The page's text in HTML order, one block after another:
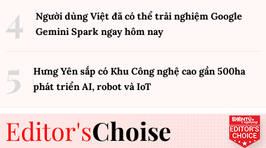
Người dùng Việt đã có thể trải nghiệm Google
Gemini Spark ngay hôm nay
Hưng Yên sắp có Khu Công nghệ cao gần 500ha
phát triển AI, robot và IoT
Editor'sChoise